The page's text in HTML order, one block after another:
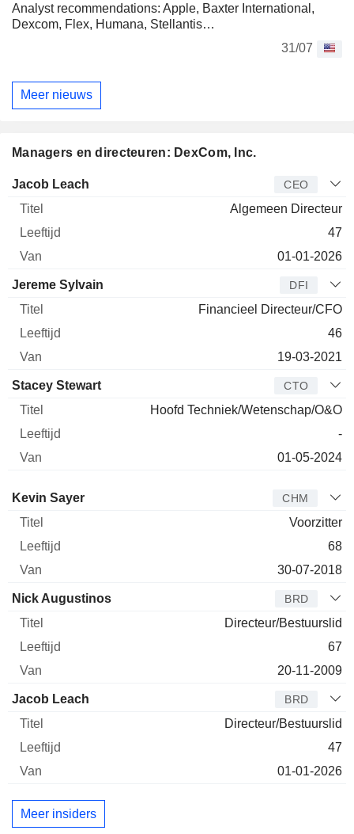
Analyst recommendations: Apple, Baxter International,
Dexcom, Flex, Humana, Stellantis…
31/07
Meer nieuws
Managers en directeuren: DexCom, Inc.
Bedrijfsleider
Jacob Leach CEO
Algemeen Directeur
47
01-01-2026
Jereme Sylvain DFI
Financieel Directeur/CFO
46
19-03-2021
Stacey Stewart CTO
Hoofd Techniek/Wetenschap/O&O
-
01-05-2024
Bestuurder Titel
Kevin Sayer CHM
Voorzitter
68
30-07-2018
Nick Augustinos BRD
Directeur/Bestuurslid
67
20-11-2009
Jacob Leach BRD
Directeur/Bestuurslid
47
01-01-2026
Meer insiders